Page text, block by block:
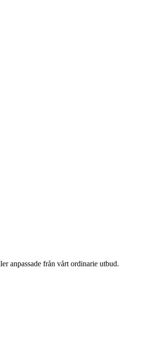
anpassade från vårt ordinarie utbud.